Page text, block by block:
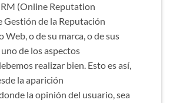
(Online Reputation
Gestión de la Reputación
Web, o de su marca, o de sus
de los aspectos
realizar bien. Esto es así,
la aparición
la opinión del usuario, sea